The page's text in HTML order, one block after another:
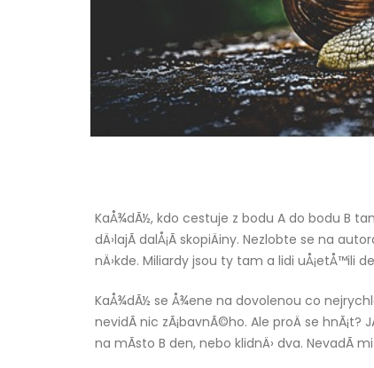
KaÅ¾dÃ½, kdo cestuje z bodu A do bodu B
dÄ›lajÃ­ dalÅ¡Ã­ skopiÄiny. Nezlobte se na
nÄ›kde. Miliardy jsou ty tam a lidi uÅ¡etÅ™ili
KaÅ¾dÃ½ se Å¾ene na dovolenou co
nevidÃ­ nic zÃ¡bavnÃ©ho. Ale proÄ se
na mÃ­sto B den, nebo klidnÄ› dva. NevadÃ­